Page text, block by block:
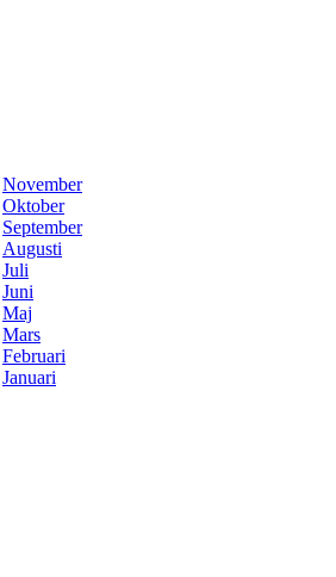
November
Oktober
September
Augusti
Juli
Juni
Maj
Mars
Februari
Januari